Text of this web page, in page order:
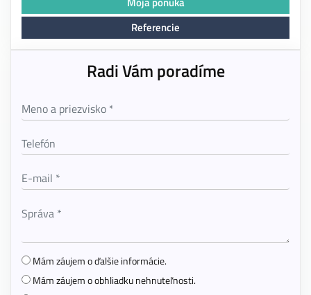
Referencie
Radi Vám poradíme
Mám záujem o ďalšie informácie.
Mám záujem o obhliadku nehnuteľnosti.